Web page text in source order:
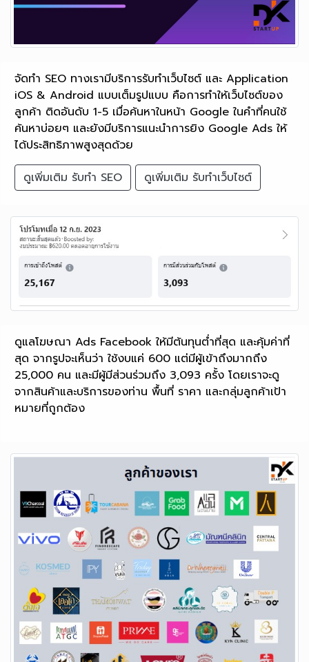
จัดทำ SEO ทางเรามีบริการรับทำเว็บไซต์ และ Application
iOS & Android แบบเต็มรูปแบบ คือการทำให้เว็บไซต์ของ
ลูกค้า ติดอันดับ 1-5 เมื่อค้นหาในหน้า Google ในคำที่คนใช้
ค้นหาบ่อยๆ และยังมีบริการแนะนำการยิง Google Ads ให้
ได้ประสิทธิภาพสูงสุดด้วย
ดูเพิ่มเติม รับทำ SEO
ดูเพิ่มเติม รับทำเว็บไซต์
ดูแลโฆษณา Ads Facebook ให้มีต้นทุนต่ำที่สุด และคุ้มค่าที่
สุด จากรูปจะเห็นว่า ใช้งบแค่ 600 แต่มีผู้เข้าถึงมากถึง
25,000 คน และมีผู้มีส่วนร่วมถึง 3,093 ครั้ง โดยเราจะดู
จากสินค้าและบริการของท่าน พื้นที่ ราคา และกลุ่มลูกค้าเป้า
หมายที่ถูกต้อง